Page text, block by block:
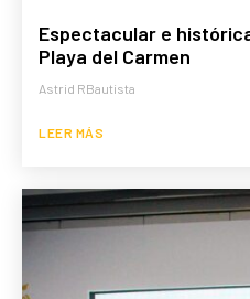
Espectacular e
Playa del Carmen
Astrid RBautista
LEER MÁS